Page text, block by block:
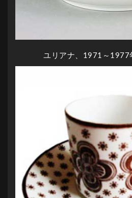
ユリアナ、1971～1977